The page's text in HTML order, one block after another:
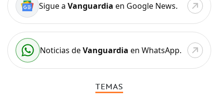
Sigue a Vanguardia en Google News.
Noticias deVanguardia en WhatsApp.
TEMAS